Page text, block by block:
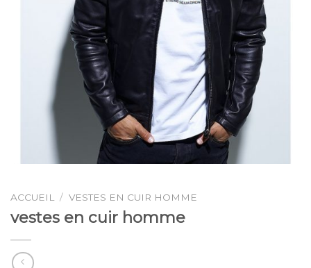
ACCUEIL / VESTES EN CUIR HOMME
vestes en cuir homme